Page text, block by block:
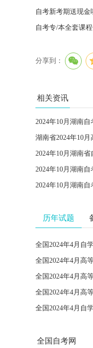
自考新考期送现金
自考专/本全套课
分享到：
相关资讯
2024年10月湖南自
湖南省2024年10
2024年10月湖南
2024年10月湖南
2024年10月湖南
历年试题
全国2024年4月自
全国2024年4月高
全国2024年4月高
全国2024年4月自
全国自考网